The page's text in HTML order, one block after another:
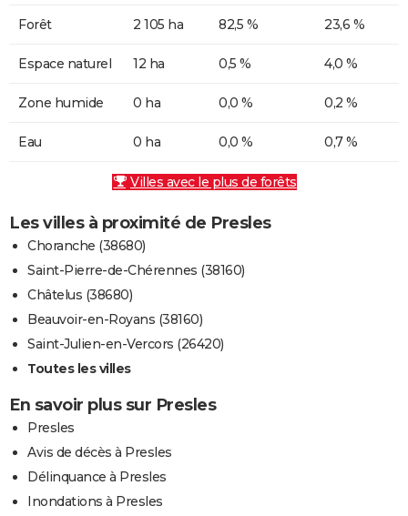
Forêt 2 105 ha 82,5 % 23,6 %
Espace naturel 12 ha 0,5 % 4,0 %
Zone humide 0 ha 0,0 % 0,2 %
Eau 0 ha 0,0 % 0,7 %
Villes avec le plus de forêts
Les villes à proximité de Presles
Choranche (38680)
Saint-Pierre-de-Chérennes (38160)
Châtelus (38680)
Beauvoir-en-Royans (38160)
Saint-Julien-en-Vercors (26420)
Toutes les villes
En savoir plus sur Presles
Presles
Avis de décès à Presles
Délinquance à Presles
Inondations à Presles